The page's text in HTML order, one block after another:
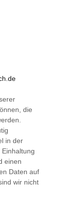
die
in der
einen
Daten auf
wir nicht